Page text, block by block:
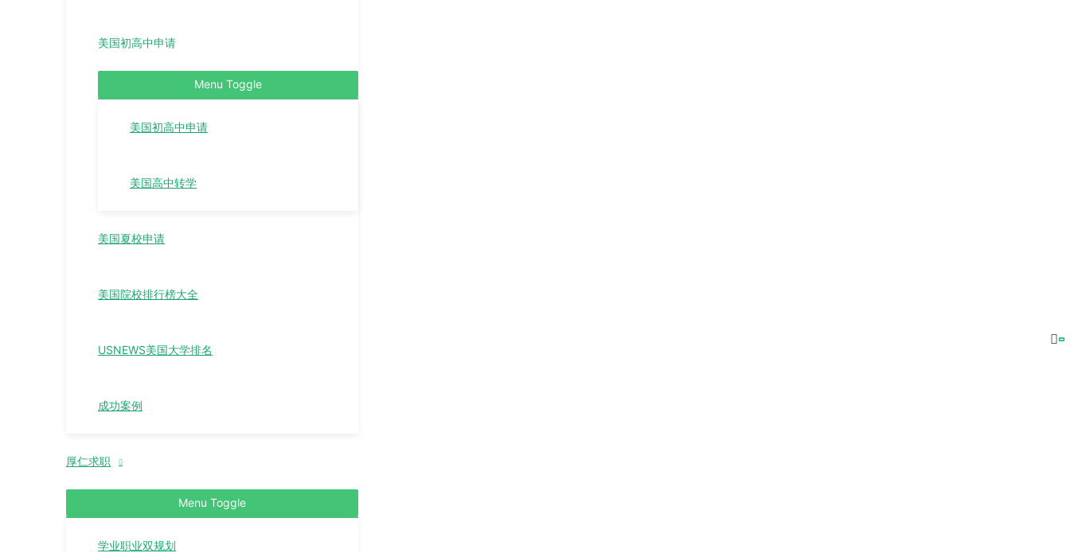
美国初高中申请
Menu Toggle
美国初高中申请
美国高中转学
美国夏校申请
美国院校排行榜大全
USNEWS美国大学排名
成功案例
厚仁求职
Menu Toggle
学业职业双规划